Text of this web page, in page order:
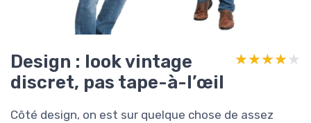
Design : look vintage
discret, pas tape-à-l’œil
★★★★★
★★★★★
Côté design, on est sur quelque chose de assez